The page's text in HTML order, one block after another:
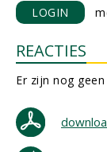
LOGIN
REACTIES
Er zijn nog